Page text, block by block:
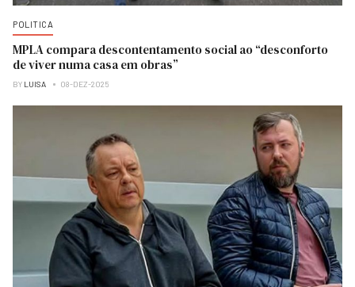
POLITICA
MPLA compara descontentamento social ao “desconforto
de viver numa casa em obras”
BY LUISA 08-DEZ-2025